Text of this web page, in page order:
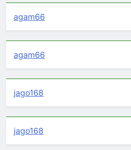
agam66
agam66
jago168
jago168